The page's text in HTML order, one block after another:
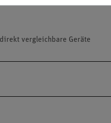
vergleichbare Geräte